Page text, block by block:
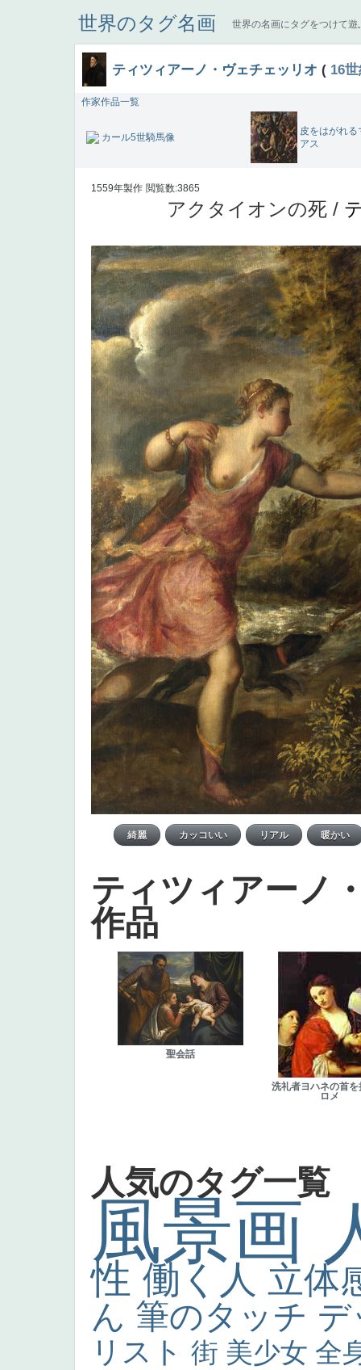
世界のタグ名画 世界の名画にタグをつけて遊
ティツィアーノ・ヴェチェッリオ ( 16
作家作品一覧
カール5世騎馬像
皮をはがれる
アス
1559年製作 閲覧数:3865
アクタイオンの死 /
ティツィアーノ
作品
聖会話
洗礼者ヨハネの首を
ロメ
人気のタグ一覧
風景画
性 働く人 立体
ん 筆のタッチ
リスト 街 美少女 全